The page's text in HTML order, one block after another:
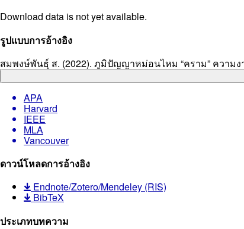
Download data is not yet available.
Article
Details
รูปแบบการอ้างอิง
สมพงษ์พันธุ์ ส. (2022). ภูมิปัญญาหม่อนไหม “คราม” ความ
APA
Harvard
IEEE
MLA
Vancouver
ดาวน์โหลดการอ้างอิง
Endnote/Zotero/Mendeley (RIS)
BibTeX
ประเภทบทความ